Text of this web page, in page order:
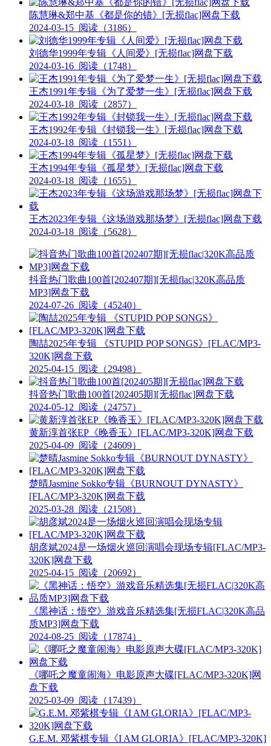
陈慧琳&郑中基《都是你的错》[无损flac]网盘下载
2024-03-15 阅读（3186）
刘德华1999年专辑《人间爱》[无损flac]网盘下载
2024-03-16 阅读（1748）
王杰1991年专辑《为了爱梦一生》[无损flac]网盘下载
2024-03-18 阅读（2857）
王杰1992年专辑《封锁我一生》[无损flac]网盘下载
2024-03-18 阅读（1551）
王杰1994年专辑《孤星梦》[无损flac]网盘下载
2024-03-18 阅读（1655）
王杰2023年专辑《这场游戏那场梦》[无损flac]网盘下载
2024-03-18 阅读（5628）
抖音热门歌曲100首[202407期][无损flac|320K高品质
MP3]网盘下载
2024-07-26 阅读（45240）
陶喆2025年专辑 《STUPID POP SONGS》[FLAC/MP3-
320K]网盘下载
2025-04-15 阅读（29498）
抖音热门歌曲100首[202405期][无损flac]网盘下载
2024-05-12 阅读（24757）
黄新淳首张EP《晚香玉》[FLAC/MP3-320K]网盘下载
2025-04-09 阅读（24609）
楚晴Jasmine Sokko专辑《BURNOUT DYNASTY》
[FLAC/MP3-320K]网盘下载
2025-03-28 阅读（21508）
胡彦斌2024是一场烟火巡回演唱会现场专辑[FLAC/MP3-
320K]网盘下载
2025-04-15 阅读（20692）
《黑神话：悟空》游戏音乐精选集[无损FLAC|320K高品
质MP3]网盘下载
2024-08-25 阅读（17874）
《哪吒之魔童闹海》电影原声大碟[FLAC/MP3-320K]网
盘下载
2025-03-09 阅读（17439）
G.E.M. 邓紫棋专辑《I AM GLORIA》[FLAC/MP3-320K]